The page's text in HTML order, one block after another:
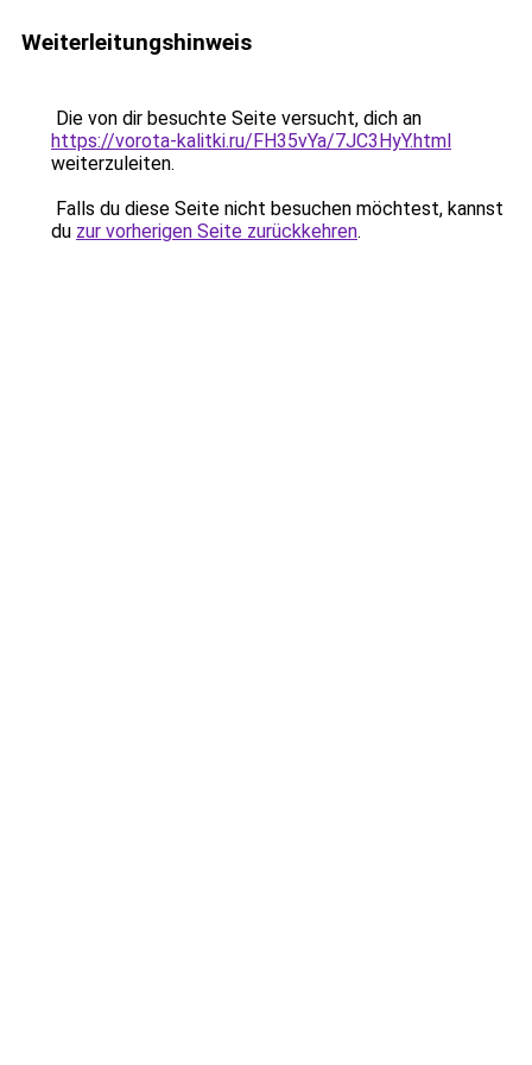
Weiterleitungshinweis
Die von dir besuchte Seite versucht, dich an
https://vorota-kalitki.ru/FH35vYa/7JC3HyY.html
weiterzuleiten.
Falls du diese Seite nicht besuchen möchtest, kannst
du zur vorherigen Seite zurückkehren.